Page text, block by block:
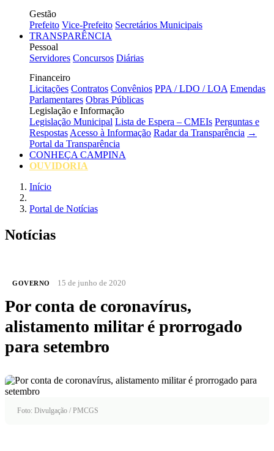
Gestão
Prefeito Vice-Prefeito Secretários Municipais
TRANSPARÊNCIA
Pessoal
Servidores Concursos Diárias
Financeiro
Licitações Contratos Convênios PPA / LDO / LOA Emendas
Parlamentares Obras Públicas
Legislação e Informação
Legislação Municipal Lista de Espera – CMEIs Perguntas e
Respostas Acesso à Informação Radar da Transparência →
Portal da Transparência
CONHEÇA CAMPINA
OUVIDORIA
Início
Portal de Notícias
Notícias
GOVERNO 15 de junho de 2020
Por conta de coronavírus,
alistamento militar é prorrogado
para setembro
Foto: Divulgação / PMCGS